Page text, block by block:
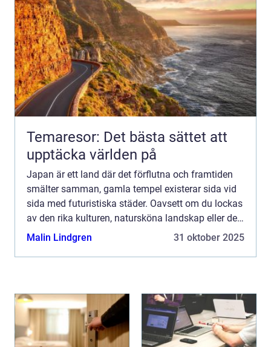
Temaresor: Det bästa sättet att
upptäcka världen på
Japan är ett land där det förflutna och framtiden
smälter samman, gamla tempel existerar sida vid
sida med futuristiska städer. Oavsett om du lockas
av den rika kulturen, natursköna landskap eller den
unika maten, erbjud...
Malin Lindgren 31 oktober 2025